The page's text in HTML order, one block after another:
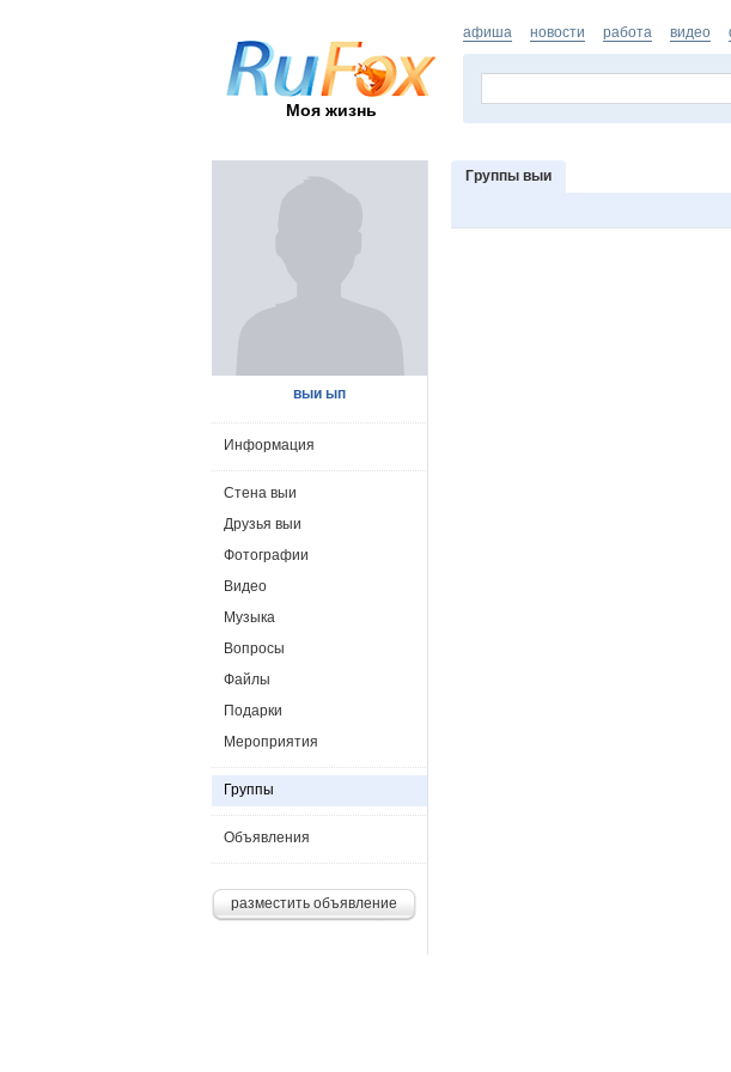
Моя жизнь
афиша новости работа видео
Группы выи
выи ып
Информация
Стена выи
Друзья выи
Фотографии
Видео
Музыка
Вопросы
Файлы
Подарки
Мероприятия
Группы
Объявления
разместить объявление